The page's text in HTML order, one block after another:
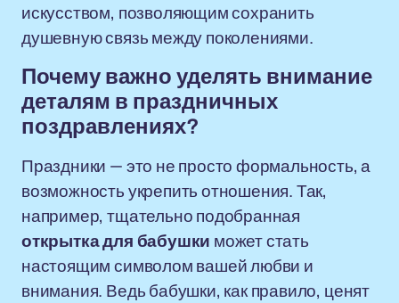
искусством, позволяющим сохранить
душевную связь между поколениями.
Почему важно уделять внимание
деталям в праздничных
поздравлениях?
Праздники — это не просто формальность, а
возможность укрепить отношения. Так,
например, тщательно подобранная
открытка для бабушки может стать
настоящим символом вашей любви и
внимания. Ведь бабушки, как правило, ценят